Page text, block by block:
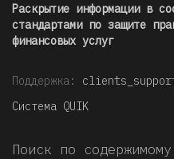
Раскрытие информации в
стандартами по защите
финансовых услуг
Поддержка:
Система QUIK
Поиск по содержимому